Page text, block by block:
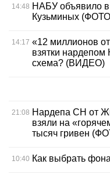
14:48 НАБУ объявило в
Кузьминых
14:17 «12 миллионов
взятки нардепом
схема? (ВИДЕО)
21:08 Нардепа СН от
взяли на
тысяч гривен
10:40 Как выбрать